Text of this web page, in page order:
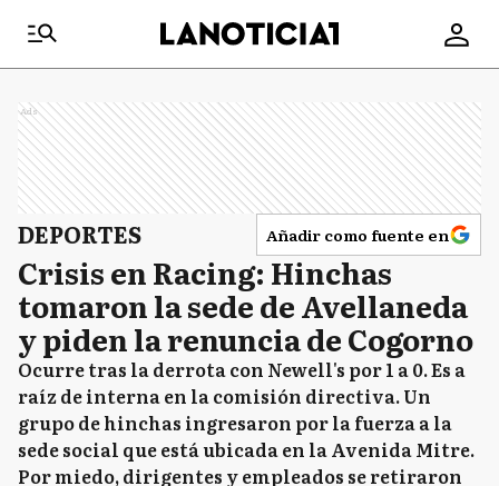
Ads
DEPORTES Añadir como fuente en
Crisis en Racing: Hinchas
tomaron la sede de Avellaneda
y piden la renuncia de Cogorno
Ocurre tras la derrota con Newell's por 1 a 0. Es a
raíz de interna en la comisión directiva. Un
grupo de hinchas ingresaron por la fuerza a la
sede social que está ubicada en la Avenida Mitre.
Por miedo, dirigentes y empleados se retiraron